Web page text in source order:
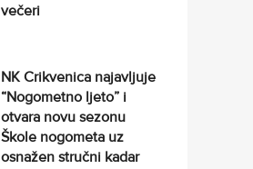
večeri
NK Crikvenica najavljuje
“Nogometno ljeto” i
otvara novu sezonu
Škole nogometa uz
osnažen stručni kadar